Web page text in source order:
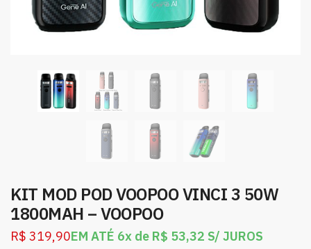
KIT MOD POD VOOPOO VINCI 3 50W
1800MAH – VOOPOO
R$ 319,90EM ATÉ 6x de R$ 53,32 S/ JUROS